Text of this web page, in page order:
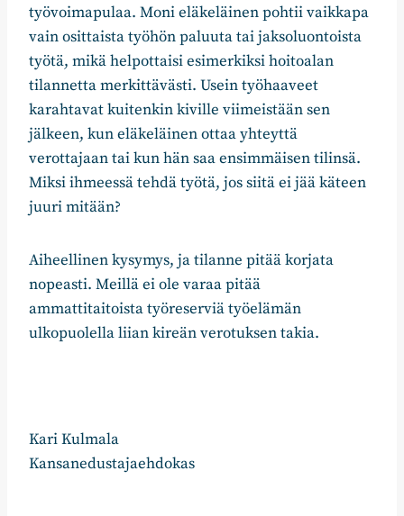
työvoimapulaa. Moni eläkeläinen pohtii vaikkapa
vain osittaista työhön paluuta tai jaksoluontoista
työtä, mikä helpottaisi esimerkiksi hoitoalan
tilannetta merkittävästi. Usein työhaaveet
karahtavat kuitenkin kiville viimeistään sen
jälkeen, kun eläkeläinen ottaa yhteyttä
verottajaan tai kun hän saa ensimmäisen tilinsä.
Miksi ihmeessä tehdä työtä, jos siitä ei jää käteen
juuri mitään?
Aiheellinen kysymys, ja tilanne pitää korjata
nopeasti. Meillä ei ole varaa pitää
ammattitaitoista työreserviä työelämän
ulkopuolella liian kireän verotuksen takia.
Kari Kulmala
Kansanedustajaehdokas